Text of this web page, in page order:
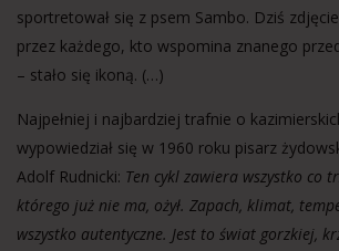
sportretował się z psem Sambo. Dziś
przez każdego, kto wspomina znanego
– stało się ikoną. (…)
Najpełniej i najbardziej trafnie o
wypowiedział się w 1960 roku pisarz
Adolf Rudnicki: Ten cykl zawiera wszystko co
którego już nie ma, ożył. Zapach, klimat,
wszystko autentyczne. Jest to świat gorzkiej,